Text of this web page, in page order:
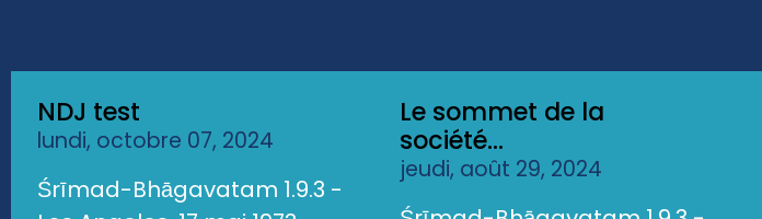
NDJ test
lundi, octobre 07, 2024
Śrīmad-Bhāgavatam 1.9.3 -
Le sommet de la
société...
jeudi, août 29, 2024